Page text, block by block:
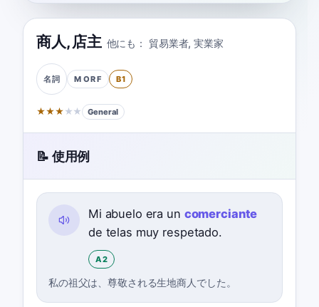
商人,店主 他にも： 貿易業者,実業家
名詞 M OR F B1
★★★ ★ ★ General
📝 使用例
Mi abuelo era un comerciante
de telas muy respetado.
A2
私の祖父は、尊敬される生地商人でした。